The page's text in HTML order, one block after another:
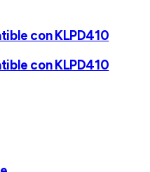
con KLPD410
con KLPD410